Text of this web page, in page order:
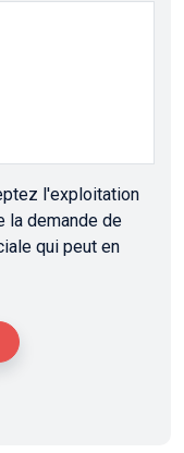
l'exploitation
la demande de
qui peut en